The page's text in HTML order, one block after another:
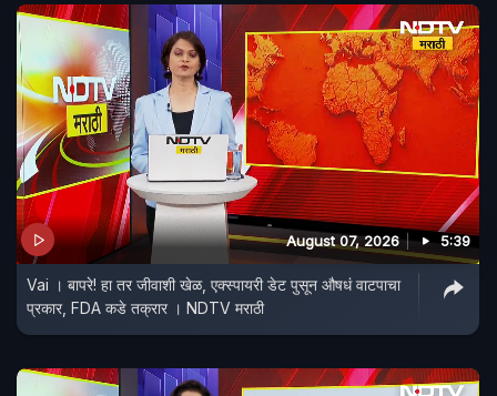
August 07, 2026 5:39
Vai । बापरे! हा तर जीवाशी खेळ, एक्स्पायरी डेट पुसून औषधं वाटपाचा
प्रकार, FDA कडे तक्रार । NDTV मराठी